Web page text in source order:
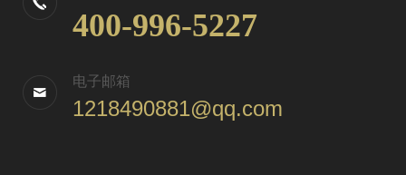
400-996-5227
电子邮箱
1218490881@qq.com